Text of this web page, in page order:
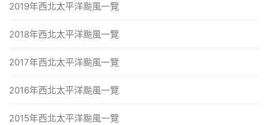
2019年西北太平洋颱風一覽
2018年西北太平洋颱風一覽
2017年西北太平洋颱風一覽
2016年西北太平洋颱風一覽
2015年西北太平洋颱風一覽